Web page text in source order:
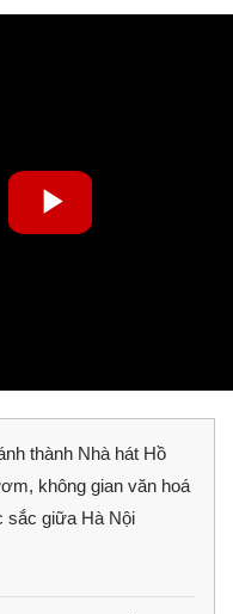
thành Nhà hát Hồ
không gian văn hoá
sắc giữa Hà Nội